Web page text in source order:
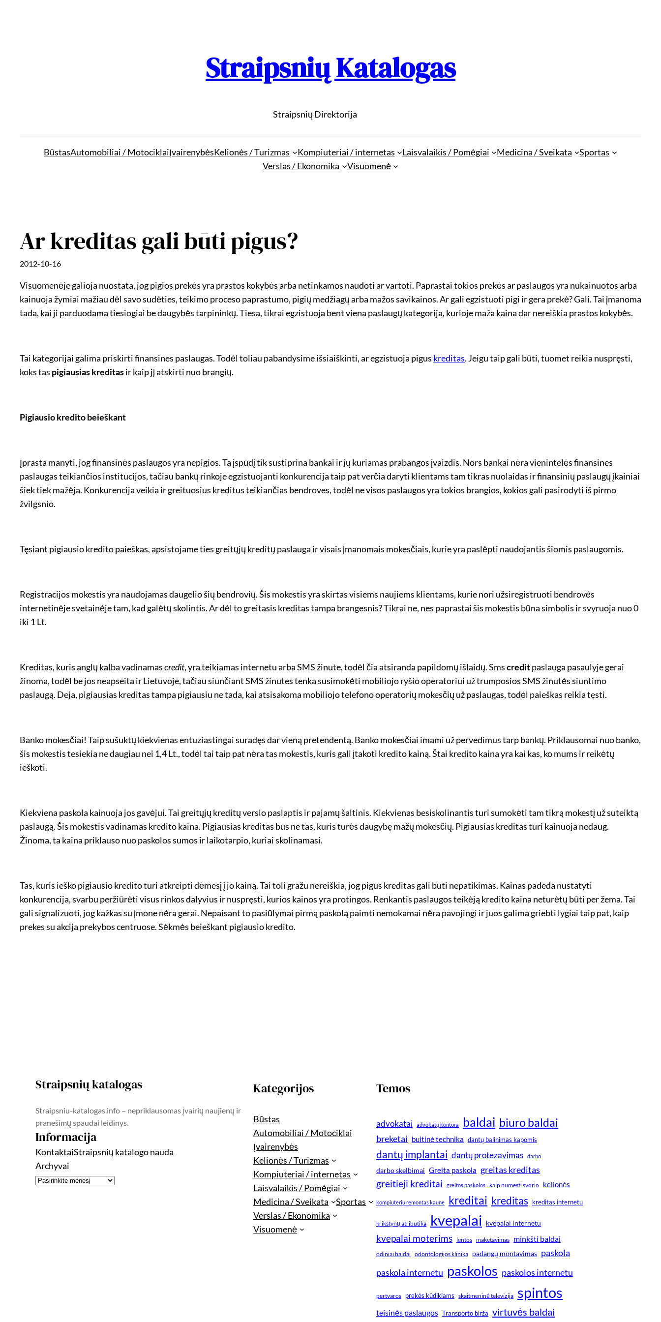
Straipsnių Katalogas
Straipsnių Direktorija
BūstasAutomobiliai / MotociklaiĮvairenybėsKelionės / Turizmas Kompiuteriai / internetas Laisvalaikis / Pomėgiai Medicina / Sveikata
Sportas
Verslas / Ekonomika
Visuomenė
Ar kreditas gali būti pigus?
2012-10-16
Visuomenėje galioja nuostata, jog pigios prekės yra prastos kokybės arba netinkamos naudoti ar vartoti. Paprastai tokios prekės ar paslaugos yra nukainuotos arba
kainuoja žymiai mažiau dėl savo sudėties, teikimo proceso paprastumo, pigių medžiagų arba mažos savikainos. Ar gali egzistuoti pigi ir gera prekė? Gali. Tai įmanoma
tada, kai ji parduodama tiesiogiai be daugybės tarpininkų. Tiesa, tikrai egzistuoja bent viena paslaugų kategorija, kurioje maža kaina dar nereiškia prastos kokybės.
Tai kategorijai galima priskirti finansines paslaugas. Todėl toliau pabandysime išsiaiškinti, ar egzistuoja pigus kreditas. Jeigu taip gali būti, tuomet reikia nuspręsti,
koks tas pigiausias kreditasir kaip jį atskirti nuo brangių.
Pigiausio kredito beieškant
Įprasta manyti, jog finansinės paslaugos yra nepigios. Tą įspūdį tik sustiprina bankai ir jų kuriamas prabangos įvaizdis. Nors bankai nėra vienintelės finansines
paslaugas teikiančios institucijos, tačiau bankų rinkoje egzistuojanti konkurencija taip pat verčia daryti klientams tam tikras nuolaidas ir finansinių paslaugų įkainiai
šiek tiek mažėja. Konkurencija veikia ir greituosius kreditus teikiančias bendroves, todėl ne visos paslaugos yra tokios brangios, kokios gali pasirodyti iš pirmo
žvilgsnio.
Tęsiant pigiausio kredito paieškas, apsistojame ties greitųjų kreditų paslauga ir visais įmanomais mokesčiais, kurie yra paslėpti naudojantis šiomis paslaugomis.
Registracijos mokestis yra naudojamas daugelio šių bendrovių. Šis mokestis yra skirtas visiems naujiems klientams, kurie nori užsiregistruoti bendrovės
internetinėje svetainėje tam, kad galėtų skolintis. Ar dėl to greitasis kreditas tampa brangesnis? Tikrai ne, nes paprastai šis mokestis būna simbolis ir svyruoja nuo 0
iki 1 Lt.
Kreditas, kuris anglų kalba vadinamascredit, yra teikiamas internetu arba SMS žinute, todėl čia atsiranda papildomų išlaidų. Smscreditpaslauga pasaulyje gerai
žinoma, todėl be jos neapseita ir Lietuvoje, tačiau siunčiant SMS žinutes tenka susimokėti mobiliojo ryšio operatoriui už trumposios SMS žinutės siuntimo
paslaugą. Deja, pigiausias kreditas tampa pigiausiu ne tada, kai atsisakoma mobiliojo telefono operatorių mokesčių už paslaugas, todėl paieškas reikia tęsti.
Banko mokesčiai! Taip sušuktų kiekvienas entuziastingai suradęs dar vieną pretendentą. Banko mokesčiai imami už pervedimus tarp bankų. Priklausomai nuo banko,
šis mokestis tesiekia ne daugiau nei 1,4 Lt., todėl tai taip pat nėra tas mokestis, kuris gali įtakoti kredito kainą. Štai kredito kaina yra kai kas, ko mums ir reikėtų
ieškoti.
Kiekviena paskola kainuoja jos gavėjui. Tai greitųjų kreditų verslo paslaptis ir pajamų šaltinis. Kiekvienas besiskolinantis turi sumokėti tam tikrą mokestį už suteiktą
paslaugą. Šis mokestis vadinamas kredito kaina. Pigiausias kreditas bus ne tas, kuris turės daugybę mažų mokesčių. Pigiausias kreditas turi kainuoja nedaug.
Žinoma, ta kaina priklauso nuo paskolos sumos ir laikotarpio, kuriai skolinamasi.
Tas, kuris ieško pigiausio kredito turi atkreipti dėmesį į jo kainą. Tai toli gražu nereiškia, jog pigus kreditas gali būti nepatikimas. Kainas padeda nustatyti
konkurencija, svarbu peržiūrėti visus rinkos dalyvius ir nuspręsti, kurios kainos yra protingos. Renkantis paslaugos teikėją kredito kaina neturėtų būti per žema. Tai
gali signalizuoti, jog kažkas su įmone nėra gerai. Nepaisant to pasiūlymai pirmą paskolą paimti nemokamai nėra pavojingi ir juos galima griebti lygiai taip pat, kaip
prekes su akcija prekybos centruose. Sėkmės beieškant pigiausio kredito.
Straipsnių katalogas
Straipsniu-katalogas.info – nepriklausomas įvairių naujienų ir
pranešimų spaudai leidinys.
Informacija
KontaktaiStraipsnių katalogo nauda
Archyvai
Kategorijos
Būstas
Automobiliai / Motociklai
Įvairenybės
Kelionės / Turizmas
Kompiuteriai / internetas
Laisvalaikis / Pomėgiai
Medicina / Sveikata
Sportas
Verslas / Ekonomika
Visuomenė
Temos
advokatai advokatų kontora baldai biuro baldai
breketai buitinė technika dantų balinimas kapomis
dantų implantai dantų protezavimas darbo
darbo skelbimai Greita paskola greitas kreditas
greitieji kreditai greitos paskolos kaip numesti svorio kelionės
kompiuteriu remontas kaune kreditai kreditas kreditas internetu
krikštynų atributika kvepalai kvepalai internetu
kvepalai moterims lentos maketavimas minkšti baldai
odiniai baldai odontologijos klinika padangų montavimas paskola
paskola internetu paskolos paskolos internetu
pertvaros prekės kūdikiams skaitmeninė televizija spintos
teisinės paslaugos Transporto birža virtuvės baldai